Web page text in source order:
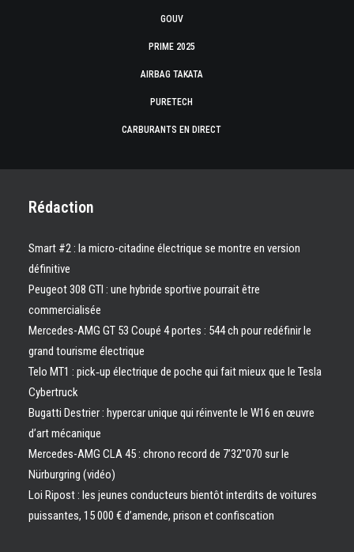
GOUV
PRIME 2025
AIRBAG TAKATA
PURETECH
CARBURANTS EN DIRECT
Rédaction
Smart #2 : la micro-citadine électrique se montre en version
définitive
Peugeot 308 GTI : une hybride sportive pourrait être
commercialisée
Mercedes-AMG GT 53 Coupé 4 portes : 544 ch pour redéfinir le
grand tourisme électrique
Telo MT1 : pick‑up électrique de poche qui fait mieux que le Tesla
Cybertruck
Bugatti Destrier : hypercar unique qui réinvente le W16 en œuvre
d’art mécanique
Mercedes-AMG CLA 45 : chrono record de 7’32″070 sur le
Nürburgring (vidéo)
Loi Ripost : les jeunes conducteurs bientôt interdits de voitures
puissantes, 15 000 € d’amende, prison et confiscation